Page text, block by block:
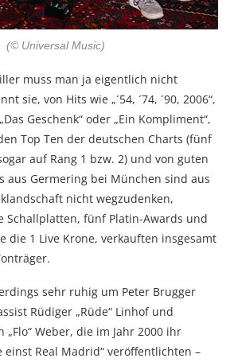
(© Universal Music)
muss man ja eigentlich nicht
sie, von Hits wie „´54, ´74, ´90, 2006“,
Geschenk“ oder „Ein Kompliment“,
Top Ten der deutschen Charts (fünf
auf Rang 1 bzw. 2) und von guten
aus Germering bei München sind aus
nicht wegzudenken,
Schallplatten, fünf Platin-Awards und
die 1 Live Krone, verkauften insgesamt
sehr ruhig um Peter Brugger
Rüdiger „Rüde“ Linhof und
„Flo“ Weber, die im Jahr 2000 ihr
einst Real Madrid“ veröffentlichten –